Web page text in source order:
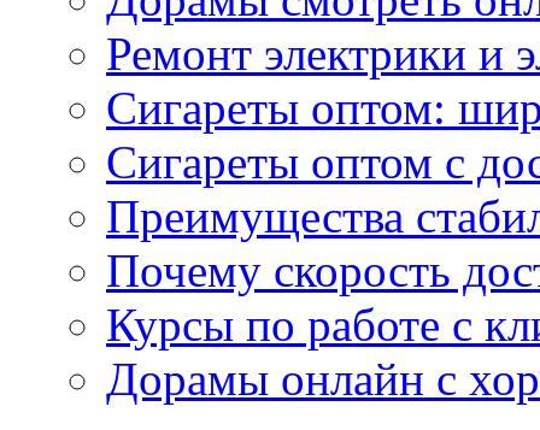
Ремонт электрики и
Сигареты оптом:
Сигареты оптом с
Преимущества
Почему скорость
Курсы по работе с
Дорамы онлайн с